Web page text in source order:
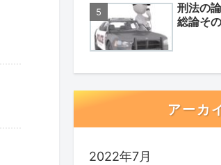
刑法の
総論その
アーカ
2022年7月